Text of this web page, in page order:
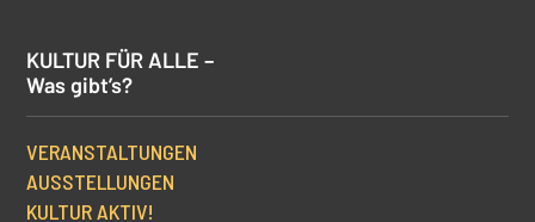
KULTUR FÜR ALLE –
Was gibt’s?
VERANSTALTUNGEN
AUSSTELLUNGEN
KULTUR AKTIV!